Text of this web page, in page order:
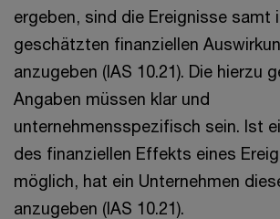
ergeben, sind die Ereignisse samt
geschätzten finanziellen
anzugeben (IAS 10.21). Die hierzu
Angaben müssen klar und
unternehmensspezifisch sein. Ist
des finanziellen Effekts eines
möglich, hat ein Unternehmen
anzugeben (IAS 10.21).